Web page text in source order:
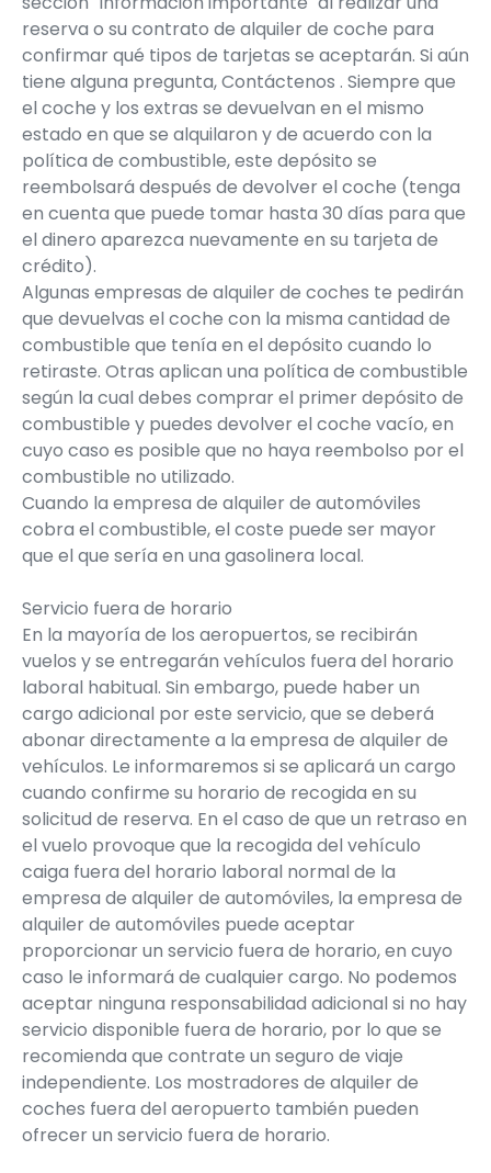
reserva o su contrato de alquiler de coche para
confirmar qué tipos de tarjetas se aceptarán. Si aún
tiene alguna pregunta,Contáctenos . Siempre que
el coche y los extras se devuelvan en el mismo
estado en que se alquilaron y de acuerdo con la
política de combustible, este depósito se
reembolsará después de devolver el coche (tenga
en cuenta que puede tomar hasta 30 días para que
el dinero aparezca nuevamente en su tarjeta de
crédito).
Algunas empresas de alquiler de coches te pedirán
que devuelvas el coche con la misma cantidad de
combustible que tenía en el depósito cuando lo
retiraste. Otras aplican una política de combustible
según la cual debes comprar el primer depósito de
combustible y puedes devolver el coche vacío, en
cuyo caso es posible que no haya reembolso por el
combustible no utilizado.
Cuando la empresa de alquiler de automóviles
cobra el combustible, el coste puede ser mayor
que el que sería en una gasolinera local.
Servicio fuera de horario
En la mayoría de los aeropuertos, se recibirán
vuelos y se entregarán vehículos fuera del horario
laboral habitual. Sin embargo, puede haber un
cargo adicional por este servicio, que se deberá
abonar directamente a la empresa de alquiler de
vehículos. Le informaremos si se aplicará un cargo
cuando confirme su horario de recogida en su
solicitud de reserva. En el caso de que un retraso en
el vuelo provoque que la recogida del vehículo
caiga fuera del horario laboral normal de la
empresa de alquiler de automóviles, la empresa de
alquiler de automóviles puede aceptar
proporcionar un servicio fuera de horario, en cuyo
caso le informará de cualquier cargo. No podemos
aceptar ninguna responsabilidad adicional si no hay
servicio disponible fuera de horario, por lo que se
recomienda que contrate un seguro de viaje
independiente. Los mostradores de alquiler de
coches fuera del aeropuerto también pueden
ofrecer un servicio fuera de horario.